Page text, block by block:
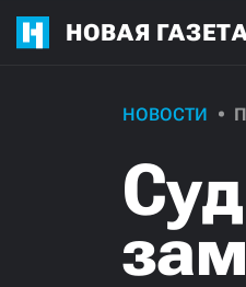
НОВАЯ
НОВОСТИ